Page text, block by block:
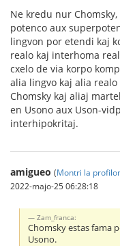
Ne kredu nur
potenco aux
lingvon por etendi kaj
realo kaj interhoma
cxelo de via korpo
alia lingvo kaj alia
Chomsky kaj aliaj
en Usono aux Uson-
interhipokritaj.
amigueo (Montri la
2022-majo-25 06:28:18
Zam_franca:
Chomsky estas fama
Usono.